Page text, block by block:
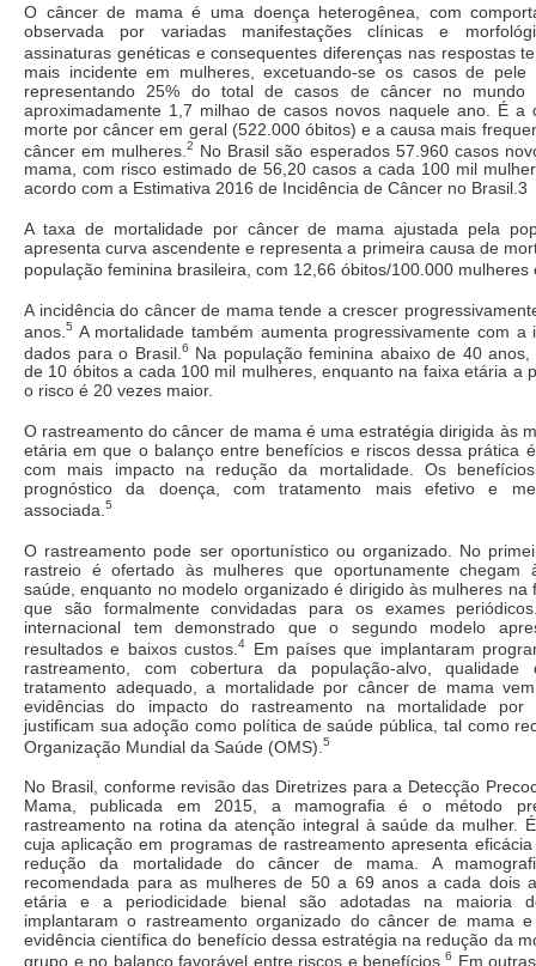
O câncer de mama é uma doença heterogênea, com
observada por variadas manifestações clínicas e
assinaturas genéticas e consequentes diferenças nas respostas
mais incidente em mulheres, excetuando-se os casos de pele
representando 25% do total de casos de câncer no mundo
aproximadamente 1,7 milhao de casos novos naquele ano. É a
morte por câncer em geral (522.000 óbitos) e a causa mais
câncer em mulheres.2
No Brasil são esperados 57.960 casos
mama, com risco estimado de 56,20 casos a cada 100 mil
acordo com a Estimativa 2016 de Incidência de Câncer no Brasil.3
A taxa de mortalidade por câncer de mama ajustada pela
apresenta curva ascendente e representa a primeira causa de
população feminina brasileira, com 12,66 óbitos/100.000 mulheres
A incidência do câncer de mama tende a crescer
anos. 5 A mortalidade também aumenta progressivamente com a
dados para o Brasil. 6
Na população feminina abaixo de 40
de 10 óbitos a cada 100 mil mulheres, enquanto na faixa etária a
o risco é 20 vezes maior.
O rastreamento do câncer de mama é uma estratégia dirigida às
etária em que o balanço entre benefícios e riscos dessa prática
com mais impacto na redução da mortalidade. Os
prognóstico da doença, com tratamento mais efetivo e
associada. 5
O rastreamento pode ser oportunístico ou organizado. No
rastreio é ofertado às mulheres que oportunamente chegam
saúde, enquanto no modelo organizado é dirigido às mulheres na
que são formalmente convidadas para os exames
internacional tem demonstrado que o segundo modelo
resultados e baixos custos.4
Em países que implantaram
rastreamento, com cobertura da população-alvo,
tratamento adequado, a mortalidade por câncer de mama
evidências do impacto do rastreamento na mortalidade por
justificam sua adoção como política de saúde pública, tal como
Organização Mundial da Saúde (OMS). 5
No Brasil, conforme revisão das Diretrizes para a Detecção
Mama, publicada em 2015, a mamografia é o método
rastreamento na rotina da atenção integral à saúde da mulher.
cuja aplicação em programas de rastreamento apresenta
redução da mortalidade do câncer de mama. A
recomendada para as mulheres de 50 a 69 anos a cada dois
etária e a periodicidade bienal são adotadas na maioria
implantaram o rastreamento organizado do câncer de mama
evidência científica do benefício dessa estratégia na redução da
grupo e no balanço favorável entre riscos e benefícios.6 Em